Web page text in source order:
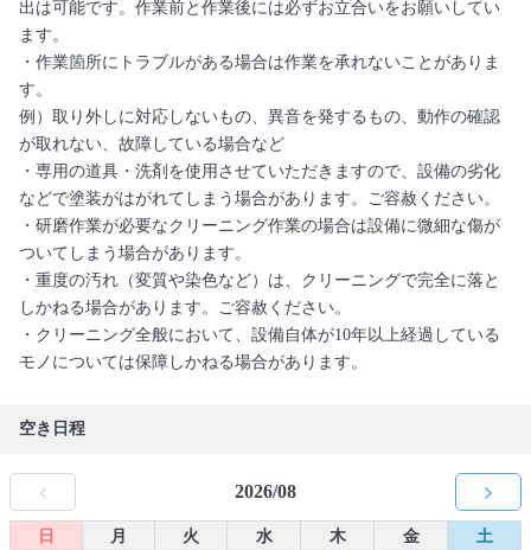
出は可能です。作業前と作業後には必ずお立合いをお願いしてい
ます。
・作業箇所にトラブルがある場合は作業を承れないことがありま
す。
例）取り外しに対応しないもの、異音を発するもの、動作の確認
が取れない、故障している場合など
・専用の道具・洗剤を使用させていただきますので、設備の劣化
などで塗装がはがれてしまう場合があります。ご容赦ください。
・研磨作業が必要なクリーニング作業の場合は設備に微細な傷が
ついてしまう場合があります。
・重度の汚れ（変質や染色など）は、クリーニングで完全に落と
しかねる場合があります。ご容赦ください。
・クリーニング全般において、設備自体が10年以上経過している
モノについては保障しかねる場合があります。
空き日程
2026/08
日 月 火 水 木 金
土